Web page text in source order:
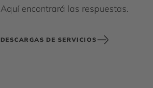
Aquí encontrará las respuestas.
DESCARGAS DE SERVICIOS